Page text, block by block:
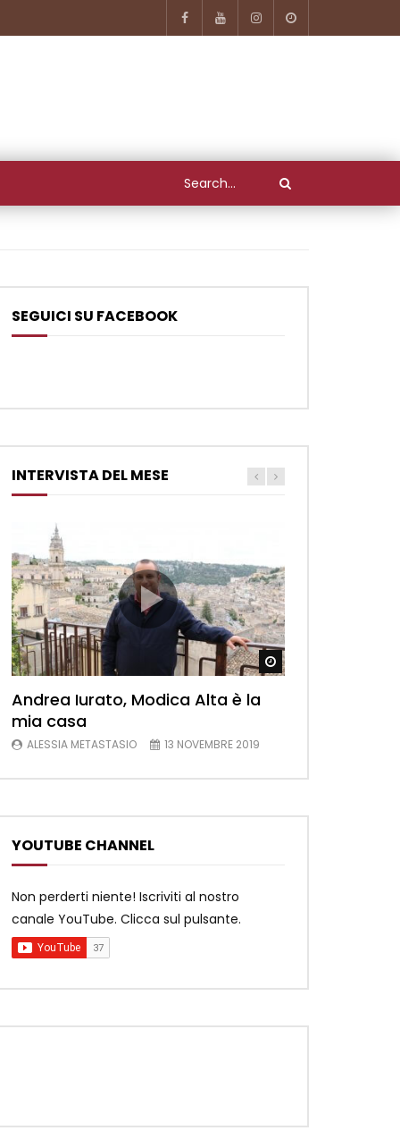
SEGUICI SU FACEBOOK
INTERVISTA DEL MESE
Watch Later
Andrea Iurato, Modica Alta è la
mia casa
ALESSIA METASTASIO 13 NOVEMBRE 2019
YOUTUBE CHANNEL
Non perderti niente! Iscriviti al nostro
canale YouTube. Clicca sul pulsante.